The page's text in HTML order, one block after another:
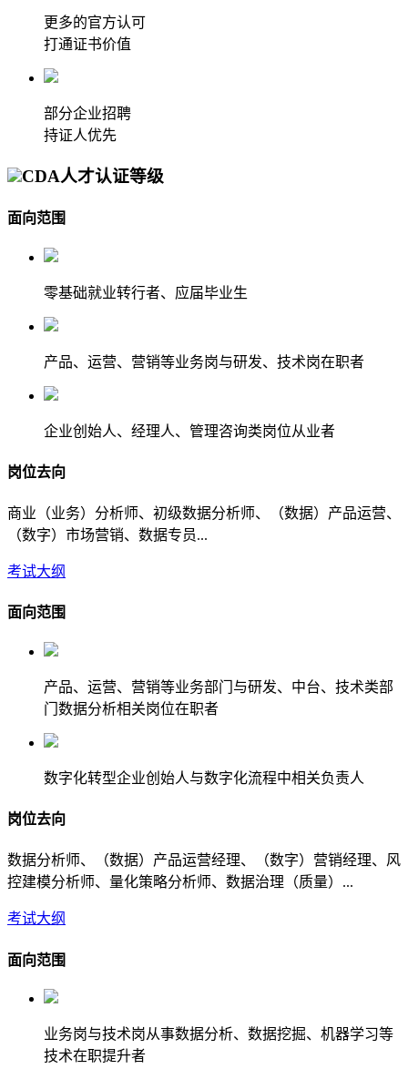
更多的官方认可
打通证书价值
部分企业招聘
持证人优先
CDA人才认证等级
面向范围
零基础就业转行者、应届毕业生
产品、运营、营销等业务岗与研发、技术岗在职者
企业创始人、经理人、管理咨询类岗位从业者
岗位去向
商业（业务）分析师、初级数据分析师、（数据）产品运营、
（数字）市场营销、数据专员...
考试大纲
面向范围
产品、运营、营销等业务部门与研发、中台、技术类部
门数据分析相关岗位在职者
数字化转型企业创始人与数字化流程中相关负责人
岗位去向
数据分析师、（数据）产品运营经理、（数字）营销经理、风
控建模分析师、量化策略分析师、数据治理（质量）...
考试大纲
面向范围
业务岗与技术岗从事数据分析、数据挖掘、机器学习等
技术在职提升者